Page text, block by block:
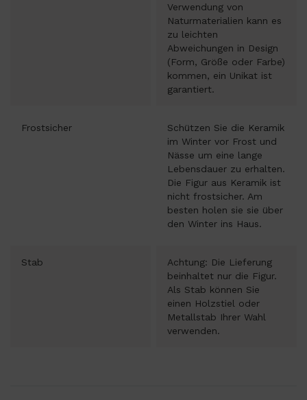
Verwendung von
Naturmaterialien kann es
zu leichten
Abweichungen in Design
(Form, Größe oder Farbe)
kommen, ein Unikat ist
garantiert.
Frostsicher
Schützen Sie die Keramik
im Winter vor Frost und
Nässe um eine lange
Lebensdauer zu erhalten.
Die Figur aus Keramik ist
nicht frostsicher. Am
besten holen sie sie über
den Winter ins Haus.
Stab
Achtung: Die Lieferung
beinhaltet nur die Figur.
Als Stab können Sie
einen Holzstiel oder
Metallstab Ihrer Wahl
verwenden.